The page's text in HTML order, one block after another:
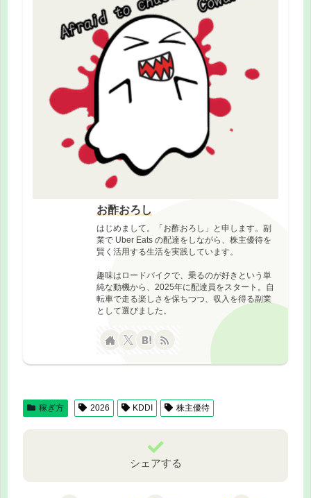
お酢おろし
はじめまして。「お酢おろし」と申します。副
業で Uber Eats の配達をしながら、株主優待を
賢く活用する生活を実践しています。
趣味はロードバイクで、乗るのが好きという単
純な動機から、2025年に配達員をスタート。自
転車で走る楽しさを保ちつつ、収入を得る副業
として選びました。
稼ぎ方 2026 KDDI 株主優待
シェアする